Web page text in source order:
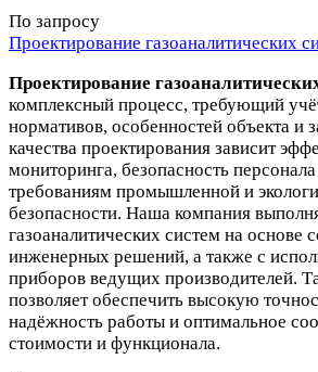
По запросу
Проектирование газоаналитических
Проектирование
комплексный процесс, требующий
нормативов, особенностей объекта и
качества проектирования зависит
мониторинга, безопасность персонала
требованиям промышленной и
безопасности. Наша компания
газоаналитических систем на основе
инженерных решений, а также с
приборов ведущих производителей.
позволяет обеспечить высокую
надёжность работы и оптимальное
стоимости и функционала.